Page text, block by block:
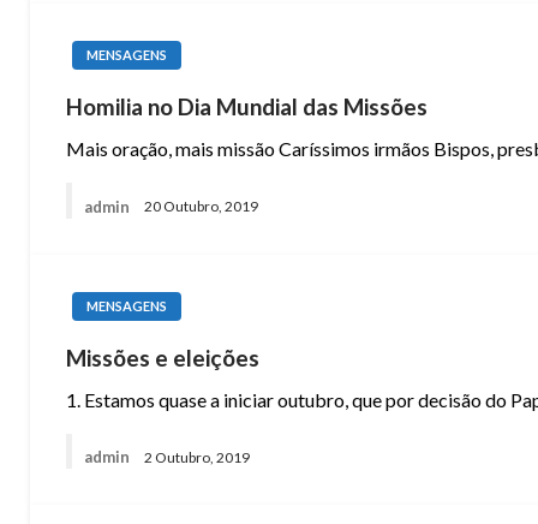
MENSAGENS
Homilia no Dia Mundial das Missões
Mais oração, mais missão Caríssimos irmãos Bispos,
admin 20 Outubro, 2019
MENSAGENS
Missões e eleições
1. Estamos quase a iniciar outubro, que por decisão do
admin 2 Outubro, 2019